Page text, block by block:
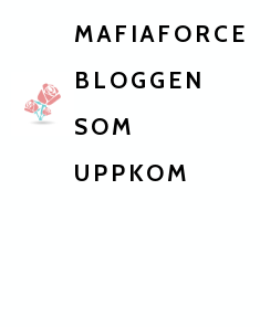
MAFIAFORCE
BLOGGEN
SOM
UPPKOM